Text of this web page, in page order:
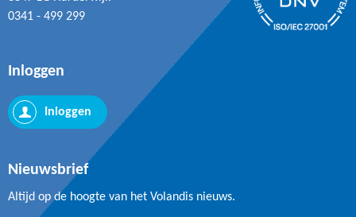
Mondelinge afspraak: is er geen sprake van een
ernstige overtreding, dan kan de inspecteur een
mondelinge afspraak met de werkgever maken,
als hij erop vertrouwt dat deze de overtreding
zonder verdere dwang zal opheffen (dit geldt
alleen voor overtredingen van
Arbeidsomstandighedenwet en
Arbeidstijdenwet).
0341 - 499 299
Nieuwsbrief
Altijd op de hoogte van het Volandis nieuws.
Inloggen
Inloggen